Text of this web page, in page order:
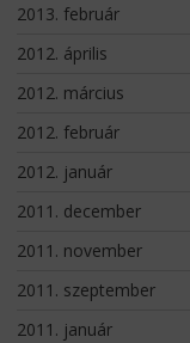
2013. február
2012. április
2012. március
2012. február
2012. január
2011. december
2011. november
2011. szeptember
2011. január